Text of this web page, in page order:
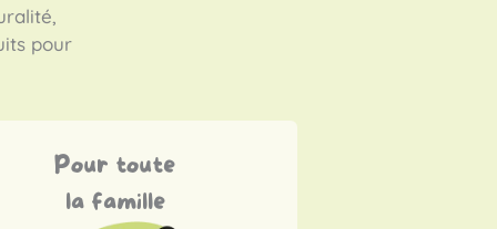
pour
Pour toute
la famille